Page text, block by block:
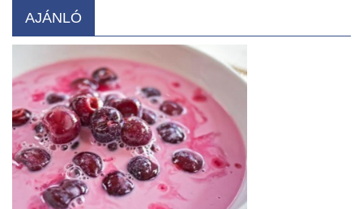
AJÁNLÓ